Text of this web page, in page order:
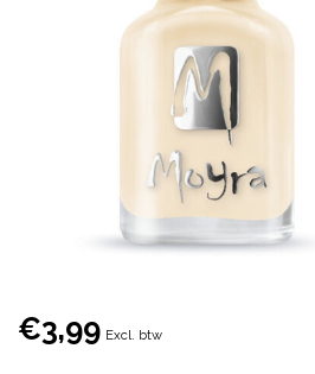
€3,99 Excl. btw